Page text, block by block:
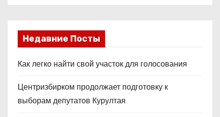
Недавние Посты
Как легко найти свой участок для голосования
Центризбирком продолжает подготовку к
выборам депутатов Курултая